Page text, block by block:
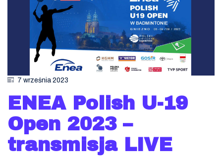
7 września 2023
ENEA Polish U-19
Open 2023 –
transmisja LIVE